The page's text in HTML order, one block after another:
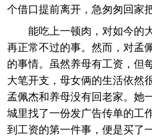
个借口提前离开，急匆匆回家
能吃上一顿肉，对如今的
再正常不过的事。然而，对孟
的事情。虽然养母有工资，但
大笔开支，母女俩的生活依然
孟佩杰和养母没有回老家。她
城里找了一份发广告传单的工
到工资的第一件事，便是买了